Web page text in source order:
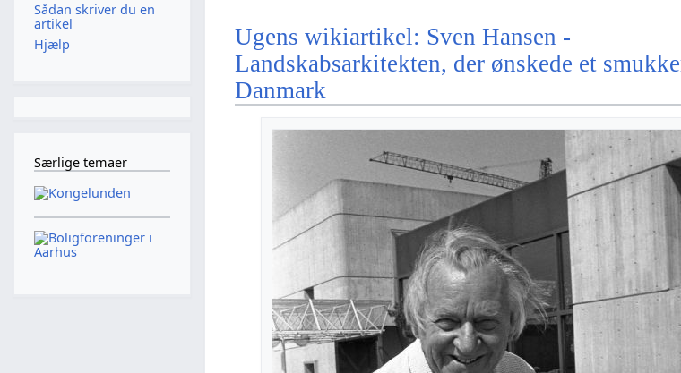
Ugens wikiartikel: Sven Hansen -
Landskabsarkitekten, der ønskede et
Danmark
Sådan skriver du en
artikel
Hjælp
Særlige temaer